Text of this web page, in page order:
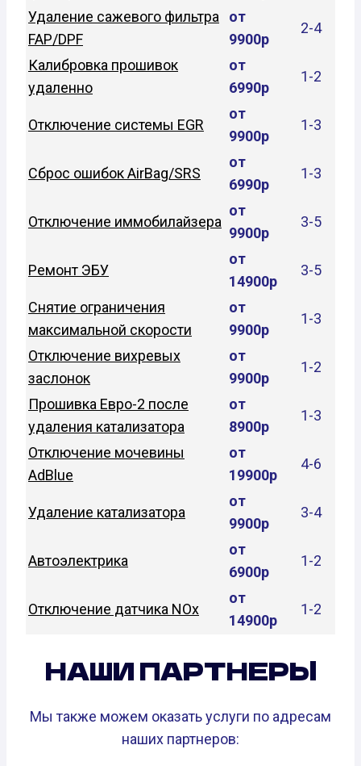
Удаление сажевого фильтра
FAP/DPF
от
9900р
2-4
Калибровка прошивок
удаленно
от
6990р
1-2
Отключение системы EGR
от
9900р
1-3
Сброс ошибок AirBag/SRS
от
6990р
1-3
Отключение иммобилайзера
от
9900р
3-5
Ремонт ЭБУ
от
14900р
3-5
Снятие ограничения
максимальной скорости
от
9900р
1-3
Отключение вихревых
заслонок
от
9900р
1-2
Прошивка Евро-2 после
удаления катализатора
от
8900р
1-3
Отключение мочевины
AdBlue
от
19900р
4-6
Удаление катализатора
от
9900р
3-4
Автоэлектрика
от
6900р
1-2
Отключение датчика NOx
от
14900р
1-2
НАШИ ПАРТНЕРЫ
Мы также можем оказать услуги по адресам
наших партнеров: